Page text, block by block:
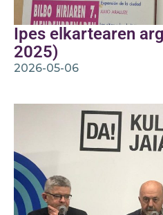
Ipes elkartearen
2025)
2026-05-06